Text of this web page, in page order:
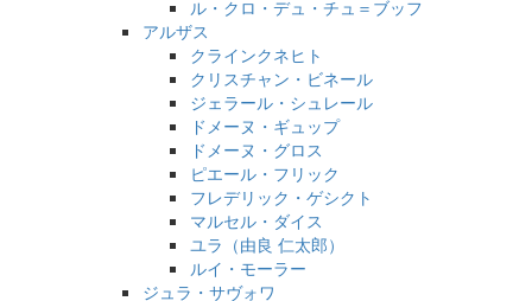
ル・クロ・デュ・チュ＝ブッフ
アルザス
クラインクネヒト
クリスチャン・ビネール
ジェラール・シュレール
ドメーヌ・ギュップ
ドメーヌ・グロス
ピエール・フリック
フレデリック・ゲシクト
マルセル・ダイス
ユラ（由良 仁太郎）
ルイ・モーラー
ジュラ・サヴォワ